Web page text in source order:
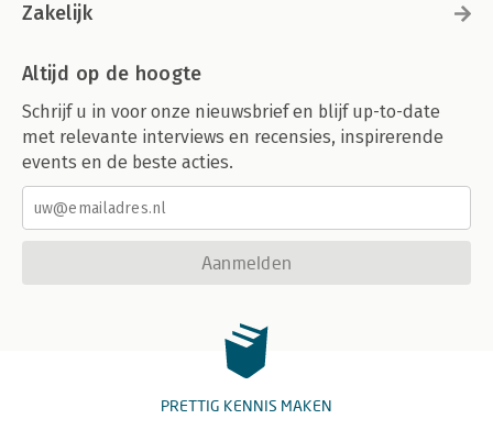
Zakelijk
Altijd op de hoogte
Schrijf u in voor onze nieuwsbrief en blijf up-to-date
met relevante interviews en recensies, inspirerende
events en de beste acties.
Aanmelden
PRETTIG KENNIS MAKEN